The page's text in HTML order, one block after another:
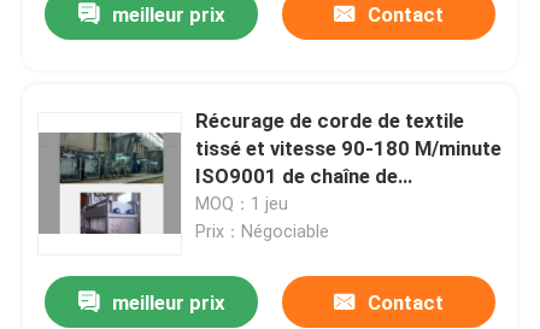
Maison
Au sujet de nous
meilleur prix Contact
Récurage de corde de textile
tissé et vitesse 90-180 M/minute
ISO9001 de chaîne de
blanchiment
MOQ：1 jeu
Prix：Négociable
meilleur prix Contact